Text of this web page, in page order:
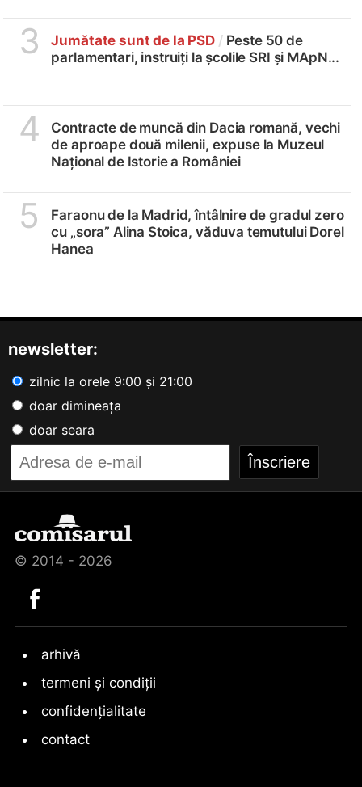
3 Jumătate sunt de la PSD / Peste 50 de
parlamentari, instruiți la școlile SRI și MApN...
4
Contracte de muncă din Dacia romană, vechi
de aproape două milenii, expuse la Muzeul
Național de Istorie a României
5
Faraonu de la Madrid, întâlnire de gradul zero
cu „sora” Alina Stoica, văduva temutului Dorel
Hanea
newsletter:
zilnic la orele 9:00 și 21:00
doar dimineața
doar seara
© 2014 - 2026
arhivă
termeni și condiții
confidențialitate
contact